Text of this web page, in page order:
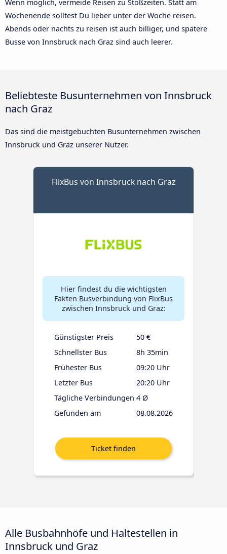
Wenn möglich, vermeide Reisen zu Stoßzeiten. Statt am
Wochenende solltest Du lieber unter der Woche reisen.
Abends oder nachts zu reisen ist auch billiger, und spätere
Busse von Innsbruck nach Graz sind auch leerer.
Beliebteste Busunternehmen von Innsbruck
nach Graz
Das sind die meistgebuchten Busunternehmen zwischen
Innsbruck und Graz unserer Nutzer.
FlixBus von Innsbruck nach Graz
Hier findest du die wichtigsten
Fakten Busverbindung von FlixBus
zwischen Innsbruck und Graz:
Günstigster Preis
50 €
Schnellster Bus
8h 35min
Frühester Bus
09:20 Uhr
Letzter Bus
20:20 Uhr
Tägliche Verbindungen 4 Ø
Gefunden am
08.08.2026
Alle Busbahnhöfe und Haltestellen in
Innsbruck und Graz